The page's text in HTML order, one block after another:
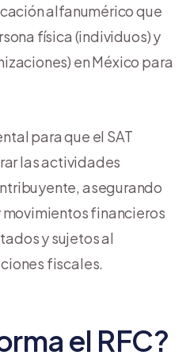
alfanumérico que
física (individuos) y
en México para
para que el SAT
las actividades
asegurando
financieros
y sujetos al
fiscales.
el RFC?